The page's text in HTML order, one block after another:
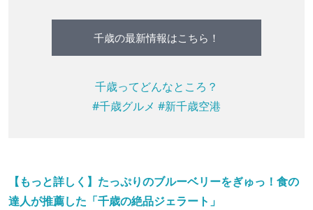
千歳の最新情報はこちら！
千歳ってどんなところ？
#千歳グルメ #新千歳空港
【もっと詳しく】たっぷりのブルーベリーをぎゅっ！食の
達人が推薦した「千歳の絶品ジェラート」